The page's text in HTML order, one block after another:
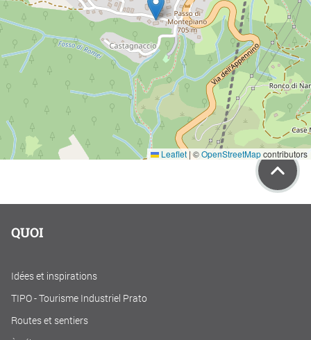
Leaflet|©OpenStreetMapcontributors
QUOI
Idées et inspirations
TIPO - Tourisme Industriel Prato
Routes et sentiers